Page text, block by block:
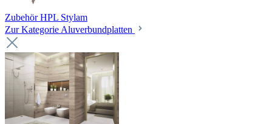
Zubehör HPL Stylam
Zur Kategorie Aluverbundplatten